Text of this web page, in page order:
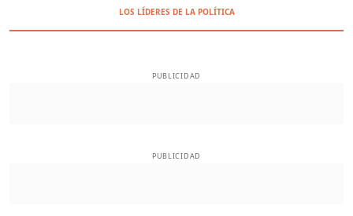
LOS LÍDERES DE LA POLÍTICA
PUBLICIDAD
PUBLICIDAD